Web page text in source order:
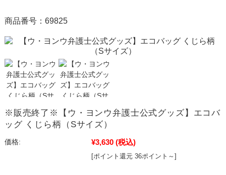
商品番号：69825
※販売終了※【ウ・ヨンウ弁護士公式グッズ】エコバ
ッグ くじら柄（Sサイズ）
価格: ¥3,630 (税込)
[ポイント還元 36ポイント～]